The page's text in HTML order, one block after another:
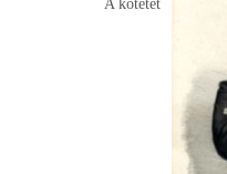
A kötetet